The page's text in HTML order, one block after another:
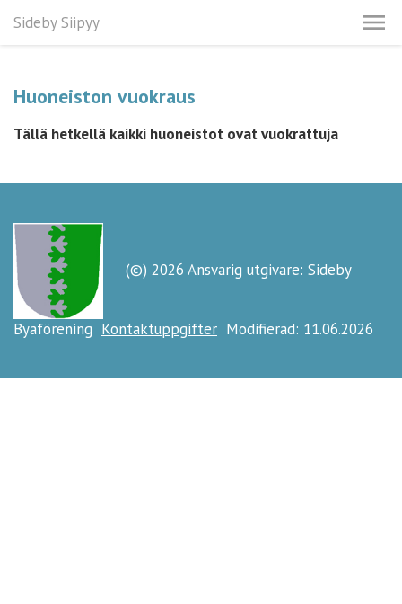
Sideby Siipyy
Huoneiston vuokraus
Tällä hetkellä kaikki huoneistot ovat vuokrattuja
(©) 2026 Ansvarig utgivare: Sideby
Byaförening Kontaktuppgifter Modifierad: 11.06.2026